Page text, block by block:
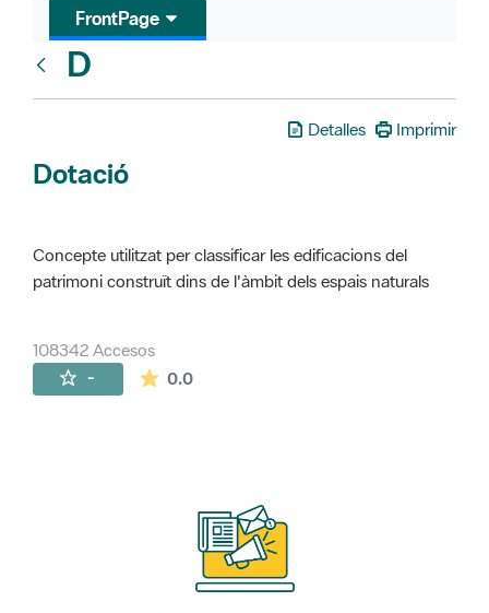
FrontPage
D
Detalles Imprimir
Dotació
Concepte utilitzat per classificar les edificacions del
patrimoni construït dins de l'àmbit dels espais naturals
108342 Accesos
- 0.0La valoración media es de 0 estrellas de